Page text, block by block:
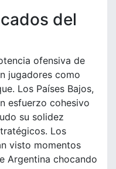
del
ofensiva de
jugadores como
Los Países Bajos,
esfuerzo cohesivo
su solidez
Los
visto momentos
Argentina chocando